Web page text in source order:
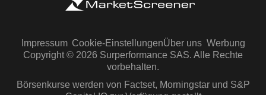
Impressum Cookie-EinstellungenÜber uns Werbung
Copyright © 2026 Surperformance SAS. Alle Rechte
vorbehalten.
Börsenkurse werden von Factset, Morningstar und S&P